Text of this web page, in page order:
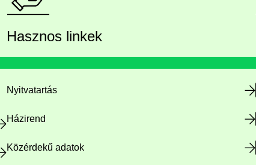
Hasznos linkek
Nyitvatartás
Házirend
Közérdekű adatok